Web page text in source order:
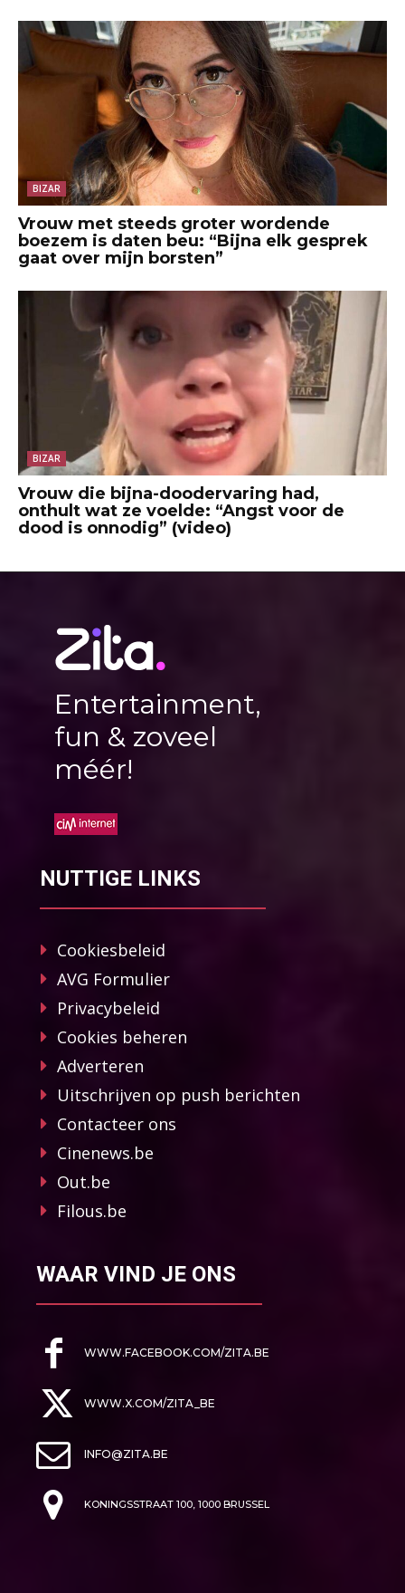
BIZAR
Vrouw met steeds groter wordende
boezem is daten beu: “Bijna elk gesprek
gaat over mijn borsten”
BIZAR
Vrouw die bijna-doodervaring had,
onthult wat ze voelde: “Angst voor de
dood is onnodig” (video)
Entertainment,
fun & zoveel
méér!
NUTTIGE LINKS
Cookiesbeleid
AVG Formulier
Privacybeleid
Cookies beheren
Adverteren
Uitschrijven op push berichten
Contacteer ons
Cinenews.be
Out.be
Filous.be
WAAR VIND JE ONS
WWW.FACEBOOK.COM/ZITA.BE
WWW.X.COM/ZITA_BE
INFO@ZITA.BE
KONINGSSTRAAT 100, 1000 BRUSSEL